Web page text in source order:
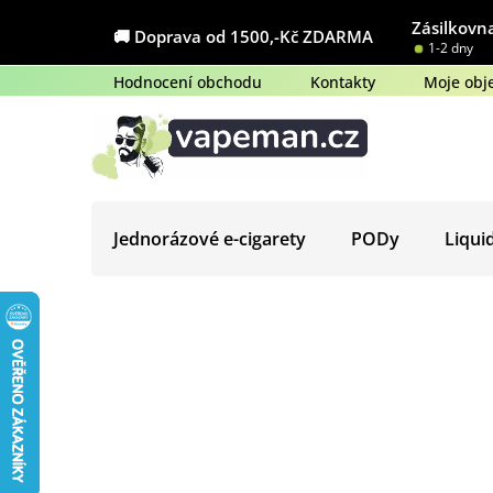
obsah
🚚 Doprava od 1500,-Kč ZDARMA
1-2 dny
Hodnocení obchodu Kontakty Moje
Jednorázové e-cigarety PODy